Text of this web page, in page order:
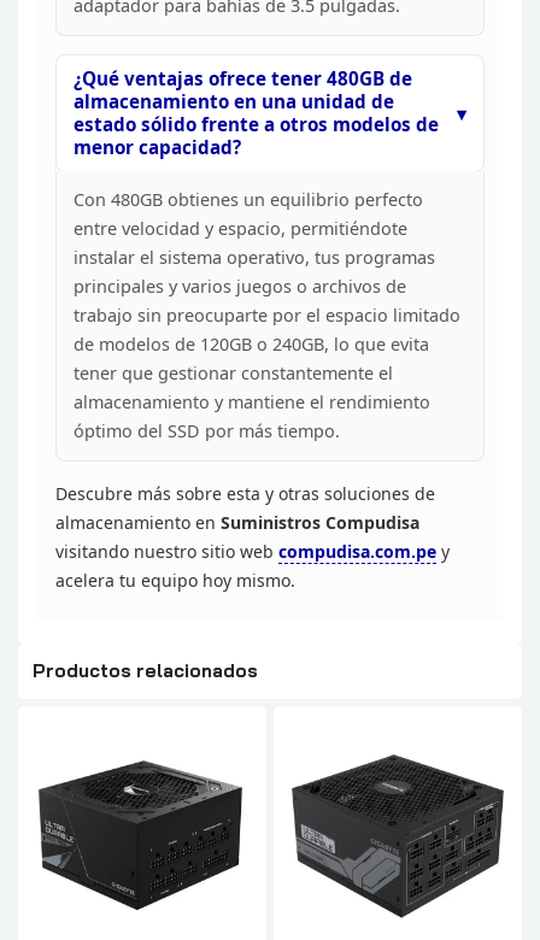
adaptador para bahías de 3.5 pulgadas.
¿Qué ventajas ofrece tener 480GB de
almacenamiento en una unidad de
estado sólido frente a otros modelos de
menor capacidad?
Con 480GB obtienes un equilibrio perfecto
entre velocidad y espacio, permitiéndote
instalar el sistema operativo, tus programas
principales y varios juegos o archivos de
trabajo sin preocuparte por el espacio limitado
de modelos de 120GB o 240GB, lo que evita
tener que gestionar constantemente el
almacenamiento y mantiene el rendimiento
óptimo del SSD por más tiempo.
Descubre más sobre esta y otras soluciones de
almacenamiento en Suministros Compudisa
visitando nuestro sitio web compudisa.com.pe y
acelera tu equipo hoy mismo.
Productos relacionados